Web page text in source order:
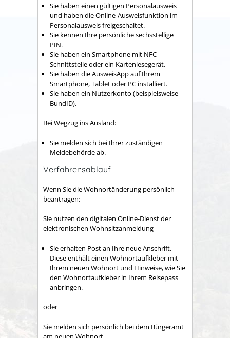
Sie haben einen gültigen Personalausweis
und haben die Online-Ausweisfunktion im
Personalausweis freigeschaltet.
Sie kennen Ihre persönliche sechsstellige
PIN.
Sie haben ein Smartphone mit NFC-
Schnittstelle oder ein Kartenlesegerät.
Sie haben die AusweisApp auf Ihrem
Smartphone, Tablet oder PC installiert.
Sie haben ein Nutzerkonto (beispielsweise
BundID).
Bei Wegzug ins Ausland:
Sie melden sich bei Ihrer zuständigen
Meldebehörde ab.
Verfahrensablauf
Wenn Sie die Wohnortänderung persönlich
beantragen:
Sie nutzen den digitalen Online-Dienstder
elektronischen Wohnsitzanmeldung
Sie erhalten Post an Ihre neue Anschrift.
Diese enthält einen Wohnortaufkleber mit
Ihrem neuen Wohnort und Hinweise, wie Sie
den Wohnortaufkleber in Ihrem Reisepass
anbringen.
oder
Sie melden sich persönlich bei dem Bürgeramt